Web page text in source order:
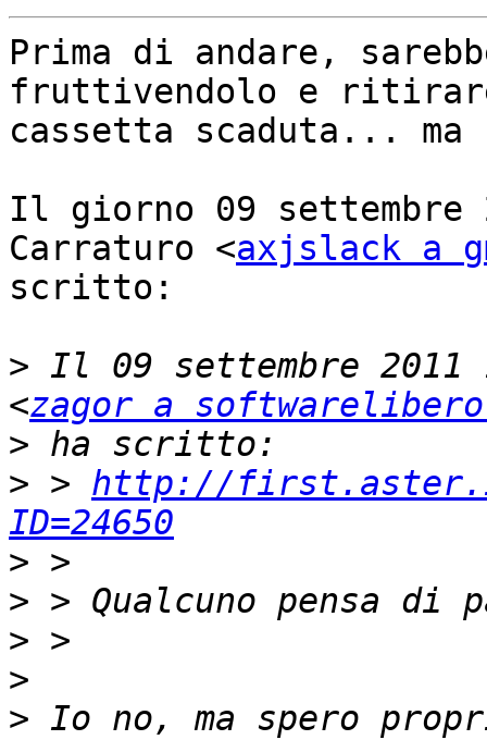
Prima di andare,
fruttivendolo e
cassetta scaduta... ma
Il giorno 09 settembre
Carraturo <axjslack a
scritto:
> Il 09 settembre 2011
<zagor a
>
> > http://first.aster.it/
ID=24650
>
>
>
>
> Io no, ma spero